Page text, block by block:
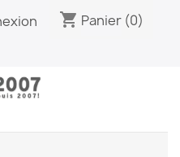
shopping_cart Panier (0)